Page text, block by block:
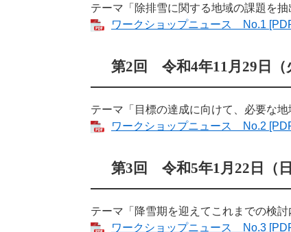
テーマ「除排雪に関する地域の課題を
ワークショップニュース No.1
第2回 令和4年11月29日
テーマ「目標の達成に向けて、必要な地
ワークショップニュース No.2
第3回 令和5年1月22日（
テーマ「降雪期を迎えてこれまでの検討
ワークショップニュース No.3